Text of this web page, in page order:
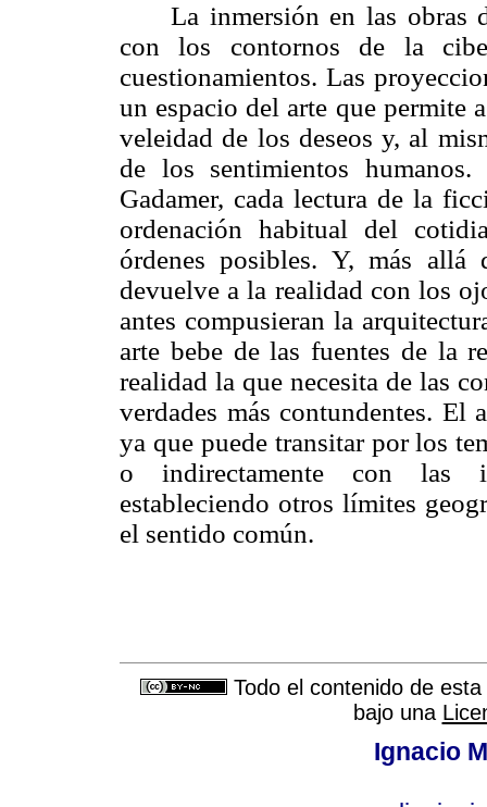
La inmersión en las obras
con los contornos de la
cuestionamientos. Las
un espacio del arte que permite
veleidad de los deseos y, al
de los sentimientos humanos.
Gadamer, cada lectura de la
ordenación habitual del
órdenes posibles. Y, más allá
devuelve a la realidad con los
antes compusieran la
arte bebe de las fuentes de la
realidad la que necesita de las
verdades más contundentes. El
ya que puede transitar por los
o indirectamente con las
estableciendo otros límites
el sentido común.
Todo el contenido de
bajo una
Ignacio